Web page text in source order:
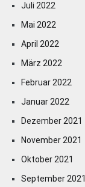
Juli 2022
Mai 2022
April 2022
März 2022
Februar 2022
Januar 2022
Dezember 2021
November 2021
Oktober 2021
September 2021